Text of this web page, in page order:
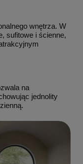
wnętrza. W
sufitowe i ścienne,
na
jednolity